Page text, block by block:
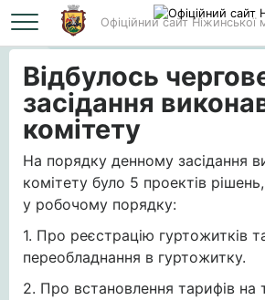
Офіційний сайт Ніжинської
Головна Відбулось чергове засідання
Відбулось
засідання
комітету
На порядку денному засідання
комітету було 5 проектів
у робочому порядку:
1. Про реєстрацію гуртожитків
переобладнання в гуртожитку.
2. Про встановлення тарифів на